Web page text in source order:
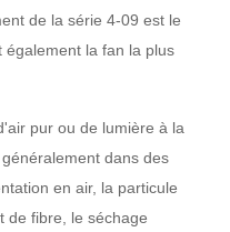
de la série 4-09 est le
également la fan la plus
pur ou de lumière à la
dans des
en air, la particule
de fibre, le séchage